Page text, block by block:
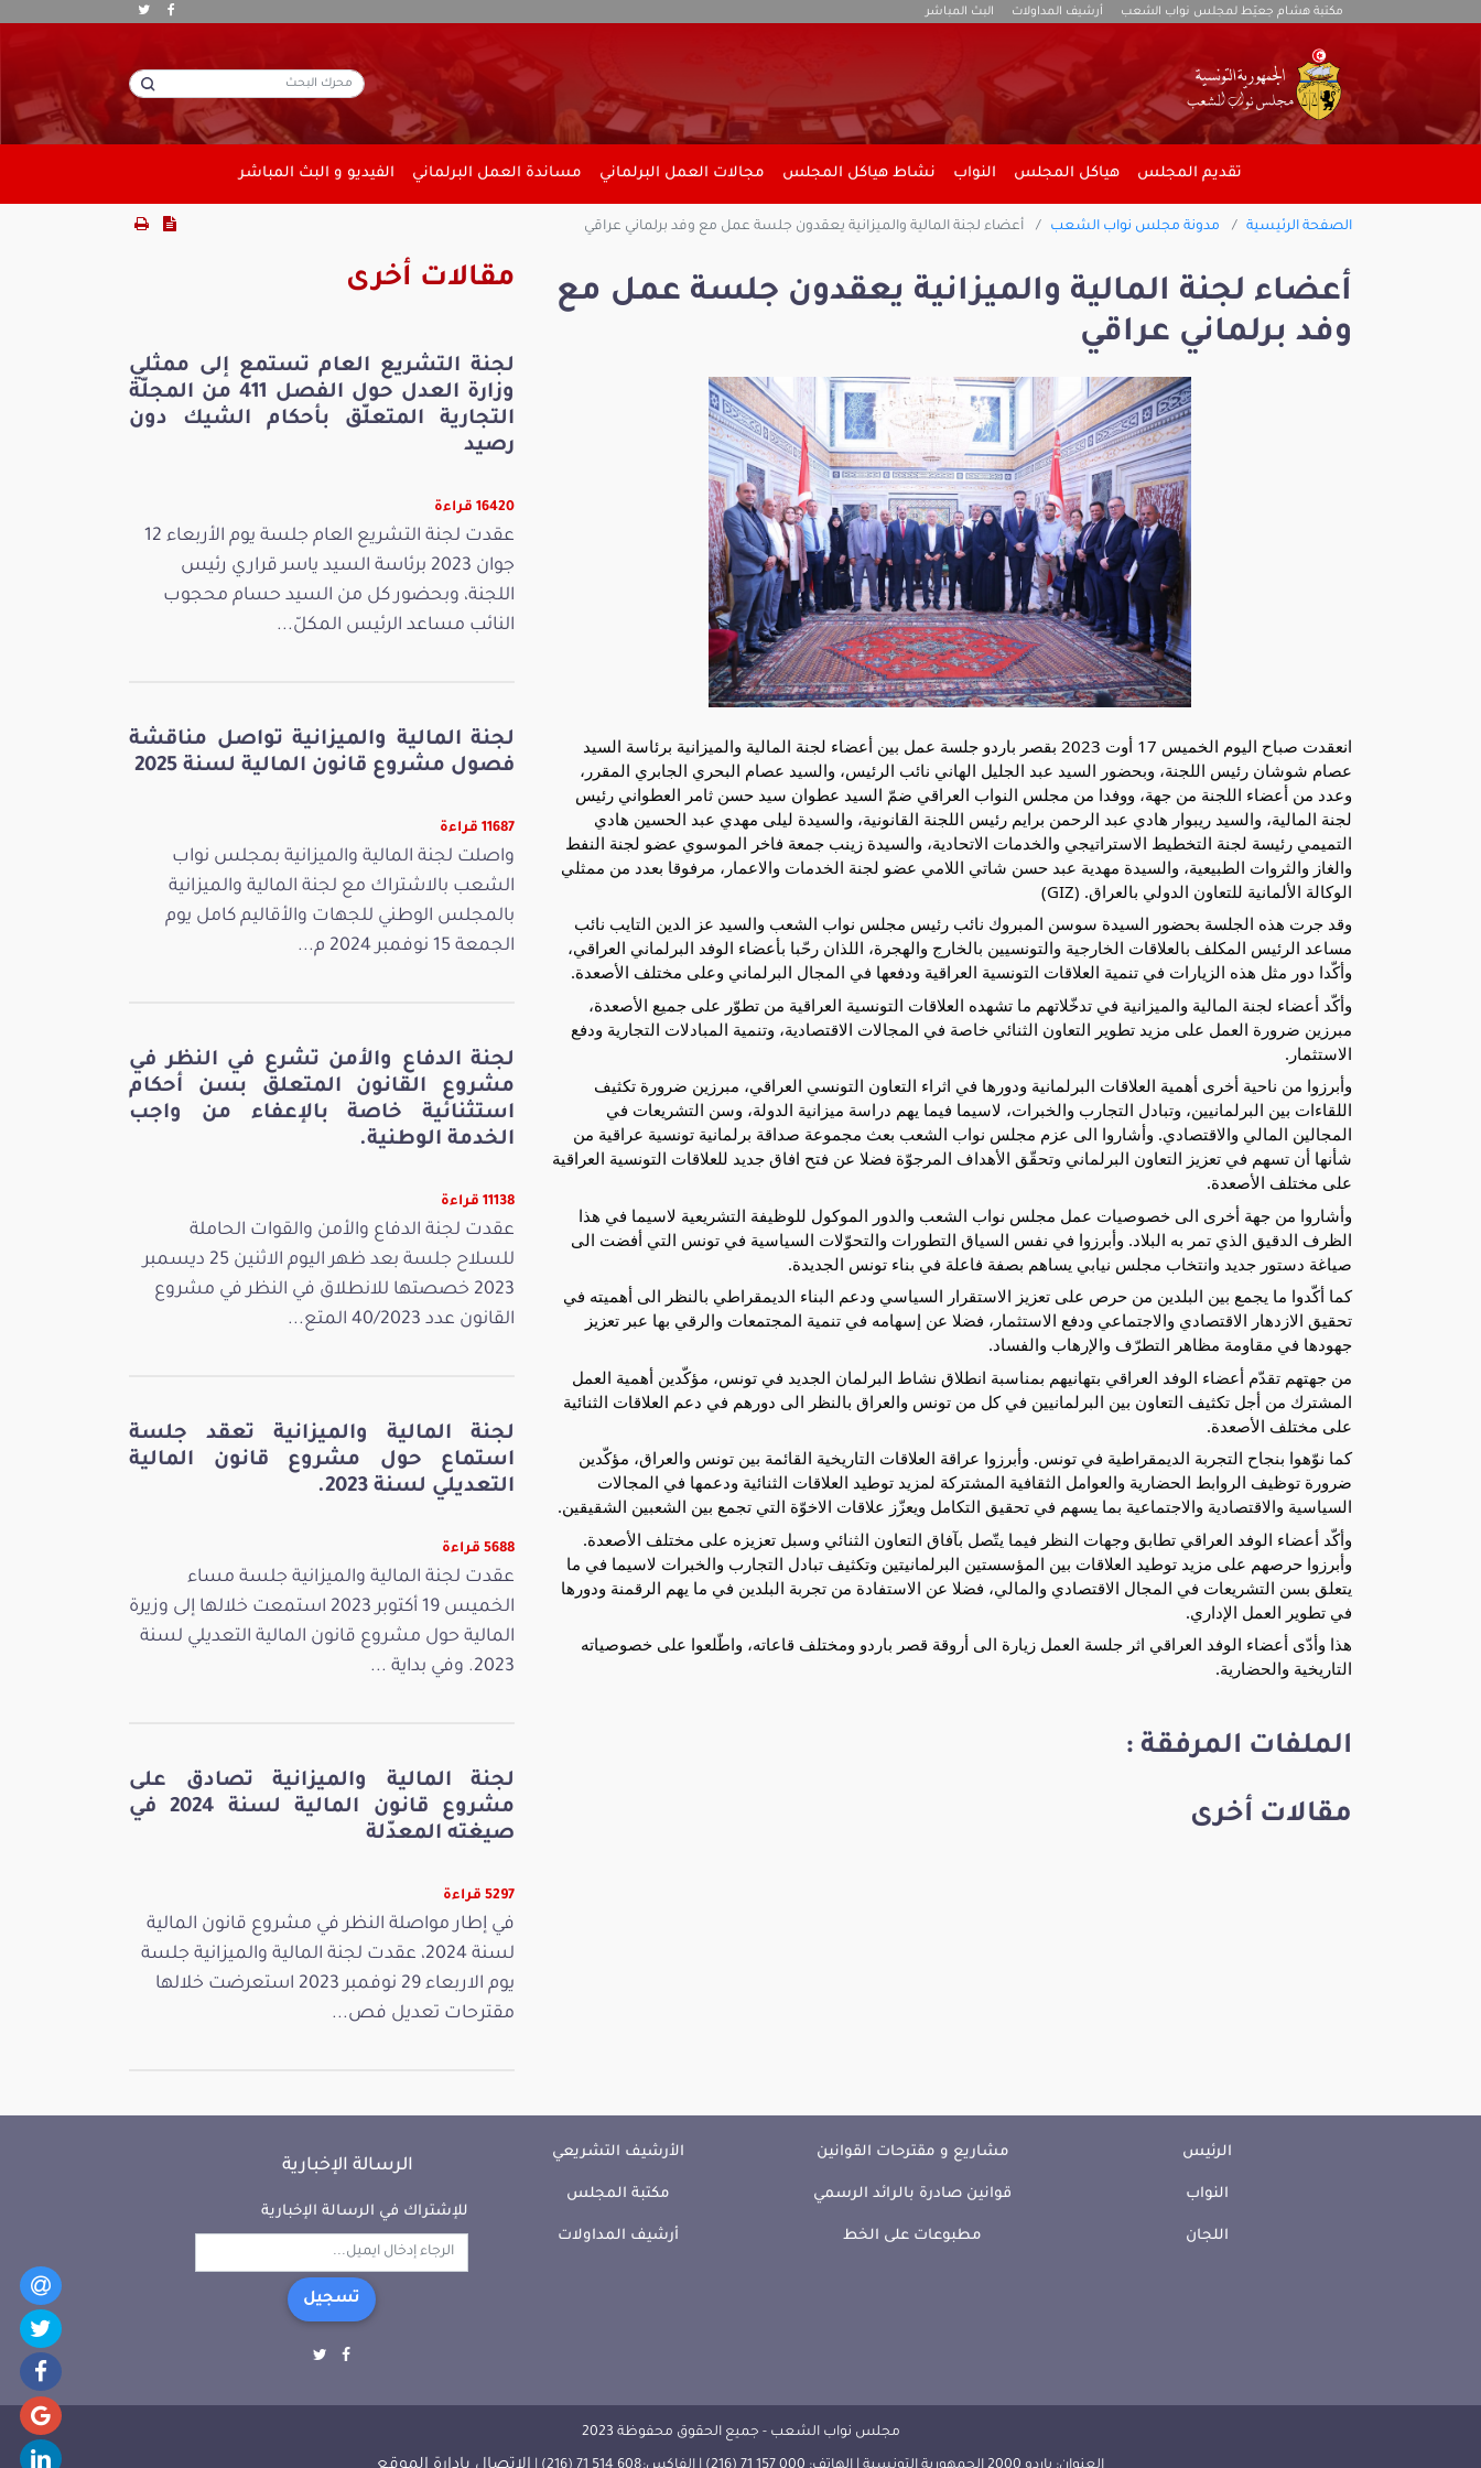
مكتبة هشام جعيّط لمجلس نواب الشعب أرشيف المداولات البث المباشر
تقديم المجلس هياكل المجلس النواب نشاط هياكل المجلس مجالات العمل البرلماني مساندة العمل البرلماني الفيديو و البث المباشر
الصفحة الرئيسية مدونة مجلس نواب الشعب أعضاء لجنة المالية والميزانية يعقدون جلسة عمل مع وفد برلماني عراقي
أعضاء لجنة المالية والميزانية يعقدون جلسة عمل مع
وفد برلماني عراقي
انعقدت صباح اليوم الخميس 17 أوت 2023 بقصر باردو جلسة عمل بين أعضاء لجنة المالية والميزانية برئاسة السيد
عصام شوشان رئيس اللجنة، وبحضور السيد عبد الجليل الهاني نائب الرئيس، والسيد عصام البحري الجابري المقرر،
وعدد من أعضاء اللجنة من جهة، ووفدا من مجلس النواب العراقي ضمّ السيد عطوان سيد حسن ثامر العطواني رئيس
لجنة المالية، والسيد ريبوار هادي عبد الرحمن برايم رئيس اللجنة القانونية، والسيدة ليلى مهدي عبد الحسين هادي
التميمي رئيسة لجنة التخطيط الاستراتيجي والخدمات الاتحادية، والسيدة زينب جمعة فاخر الموسوي عضو لجنة النفط
والغاز والثروات الطبيعية، والسيدة مهدية عبد حسن شاتي اللامي عضو لجنة الخدمات والاعمار، مرفوقا بعدد من ممثلي
الوكالة الألمانية للتعاون الدولي بالعراق. (GIZ)
وقد جرت هذه الجلسة بحضور السيدة سوسن المبروك نائب رئيس مجلس نواب الشعب والسيد عز الدين التايب نائب
مساعد الرئيس المكلف بالعلاقات الخارجية والتونسيين بالخارج والهجرة، اللذان رحّبا بأعضاء الوفد البرلماني العراقي،
وأكّدا دور مثل هذه الزيارات في تنمية العلاقات التونسية العراقية ودفعها في المجال البرلماني وعلى مختلف الأصعدة.
وأكّد أعضاء لجنة المالية والميزانية في تدخّلاتهم ما تشهده العلاقات التونسية العراقية من تطوّر على جميع الأصعدة،
مبرزين ضرورة العمل على مزيد تطوير التعاون الثنائي خاصة في المجالات الاقتصادية، وتنمية المبادلات التجارية ودفع
الاستثمار.
وأبرزوا من ناحية أخرى أهمية العلاقات البرلمانية ودورها في اثراء التعاون التونسي العراقي، مبرزين ضرورة تكثيف
اللقاءات بين البرلمانيين، وتبادل التجارب والخبرات، لاسيما فيما يهم دراسة ميزانية الدولة، وسن التشريعات في
المجالين المالي والاقتصادي. وأشاروا الى عزم مجلس نواب الشعب بعث مجموعة صداقة برلمانية تونسية عراقية من
شأنها أن تسهم في تعزيز التعاون البرلماني وتحقّق الأهداف المرجوّة فضلا عن فتح افاق جديد للعلاقات التونسية العراقية
على مختلف الأصعدة.
وأشاروا من جهة أخرى الى خصوصيات عمل مجلس نواب الشعب والدور الموكول للوظيفة التشريعية لاسيما في هذا
الظرف الدقيق الذي تمر به البلاد. وأبرزوا في نفس السياق التطورات والتحوّلات السياسية في تونس التي أفضت الى
صياغة دستور جديد وانتخاب مجلس نيابي يساهم بصفة فاعلة في بناء تونس الجديدة.
كما أكّدوا ما يجمع بين البلدين من حرص على تعزيز الاستقرار السياسي ودعم البناء الديمقراطي بالنظر الى أهميته في
تحقيق الازدهار الاقتصادي والاجتماعي ودفع الاستثمار، فضلا عن إسهامه في تنمية المجتمعات والرقي بها عبر تعزيز
جهودها في مقاومة مظاهر التطرّف والإرهاب والفساد.
من جهتهم تقدّم أعضاء الوفد العراقي بتهانيهم بمناسبة انطلاق نشاط البرلمان الجديد في تونس، مؤكّدين أهمية العمل
المشترك من أجل تكثيف التعاون بين البرلمانيين في كل من تونس والعراق بالنظر الى دورهم في دعم العلاقات الثنائية
على مختلف الأصعدة.
كما نوّهوا بنجاح التجربة الديمقراطية في تونس. وأبرزوا عراقة العلاقات التاريخية القائمة بين تونس والعراق، مؤكّدين
ضرورة توظيف الروابط الحضارية والعوامل الثقافية المشتركة لمزيد توطيد العلاقات الثنائية ودعمها في المجالات
السياسية والاقتصادية والاجتماعية بما يسهم في تحقيق التكامل ويعزّز علاقات الاخوّة التي تجمع بين الشعبين الشقيقين.
وأكّد أعضاء الوفد العراقي تطابق وجهات النظر فيما يتّصل بآفاق التعاون الثنائي وسبل تعزيزه على مختلف الأصعدة.
وأبرزوا حرصهم على مزيد توطيد العلاقات بين المؤسستين البرلمانيتين وتكثيف تبادل التجارب والخبرات لاسيما في ما
يتعلق بسن التشريعات في المجال الاقتصادي والمالي، فضلا عن الاستفادة من تجربة البلدين في ما يهم الرقمنة ودورها
في تطوير العمل الإداري.
هذا وأدّى أعضاء الوفد العراقي اثر جلسة العمل زيارة الى أروقة قصر باردو ومختلف قاعاته، واطّلعوا على خصوصياته
التاريخية والحضارية.
الملفات المرفقة :
مقالات أخرى
مقالات أخرى
لجنة التشريع العام تستمع إلى ممثلي
وزارة العدل حول الفصل 411 من المجلّة
التجارية المتعلّق بأحكام الشيك دون
رصيد
16420 قراءة
عقدت لجنة التشريع العام جلسة يوم الأربعاء 12
جوان 2023 برئاسة السيد ياسر قراري رئيس
اللجنة، وبحضور كل من السيد حسام محجوب
النائب مساعد الرئيس المكلّ...
لجنة المالية والميزانية تواصل مناقشة
فصول مشروع قانون المالية لسنة 2025
11687 قراءة
واصلت لجنة المالية والميزانية بمجلس نواب
الشعب بالاشتراك مع لجنة المالية والميزانية
بالمجلس الوطني للجهات والأقاليم كامل يوم
الجمعة 15 نوفمبر 2024 م...
لجنة الدفاع والأمن تشرع في النظر في
مشروع القانون المتعلق بسن أحكام
استثنائية خاصة بالإعفاء من واجب
الخدمة الوطنية.
11138 قراءة
عقدت لجنة الدفاع والأمن والقوات الحاملة
للسلاح جلسة بعد ظهر اليوم الاثنين 25 ديسمبر
2023 خصصتها للانطلاق في النظر في مشروع
القانون عدد 40/2023 المتع...
لجنة المالية والميزانية تعقد جلسة
استماع حول مشروع قانون المالية
التعديلي لسنة 2023.
5688 قراءة
عقدت لجنة المالية والميزانية جلسة مساء
الخميس 19 أكتوبر 2023 استمعت خلالها إلى وزيرة
المالية حول مشروع قانون المالية التعديلي لسنة
2023. وفي بداية ...
لجنة المالية والميزانية تصادق على
مشروع قانون المالية لسنة 2024 في
صيغته المعدّلة
5297 قراءة
في إطار مواصلة النظر في مشروع قانون المالية
لسنة 2024، عقدت لجنة المالية والميزانية جلسة
يوم الاربعاء 29 نوفمبر 2023 استعرضت خلالها
مقترحات تعديل فص...
الرئيس
النواب
اللجان
مشاريع و مقترحات القوانين
قوانين صادرة بالرائد الرسمي
مطبوعات على الخط
الأرشيف التشريعي
مكتبة المجلس
أرشيف المداولات
الرسالة الإخبارية
للإشتراك في الرسالة الإخبارية
تسجيل
مجلس نواب الشعب - جميع الحقوق محفوظة 2023